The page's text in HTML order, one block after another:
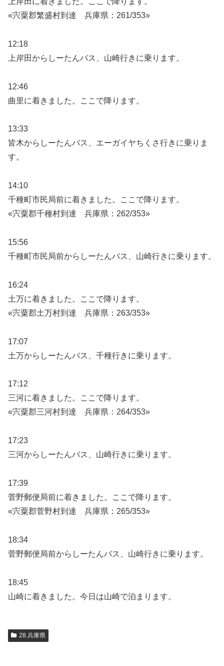
«宍粟郡繁盛村到達 兵庫県：261/353»
12:18
上岸田からしーたんバス、山崎行きに乗ります。
12:46
曲里に着きました。ここで降ります。
13:33
皆木からしーたんバス、エーガイヤちくさ行きに乗りま
す。
14:10
千種町市民局前に着きました。ここで降ります。
«宍粟郡千種村到達 兵庫県：262/353»
15:56
千種町市民局前からしーたんバス、山崎行きに乗ります。
16:24
土万に着きました。ここで降ります。
«宍粟郡土万村到達 兵庫県：263/353»
17:07
土万からしーたんバス、千種行きに乗ります。
17:12
三河に着きました。ここで降ります。
«宍粟郡三河村到達 兵庫県：264/353»
17:23
三河からしーたんバス、山崎行きに乗ります。
17:39
菅野郵便局前に着きました。ここで降ります。
«宍粟郡菅野村到達 兵庫県：265/353»
18:34
菅野郵便局前からしーたんバス、山崎行きに乗ります。
18:45
山崎に着きました。今日は山崎で泊まります。
28.兵庫県